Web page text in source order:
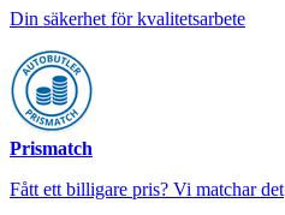
Din säkerhet för kvalitetsarbete
Prismatch
Fått ett billigare pris? Vi matchar det